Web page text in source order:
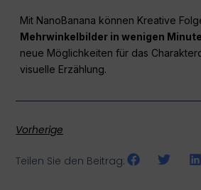
Mit NanoBanana können Kreative
Mehrwinkelbilder in wenigen
neue Möglichkeiten für das
visuelle Erzählung.
Vorherige
Teilen Sie den Beitrag: